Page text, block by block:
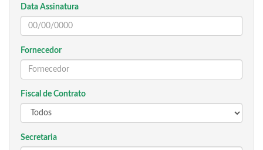
Data Assinatura
Fornecedor
Fiscal de Contrato
Secretaria